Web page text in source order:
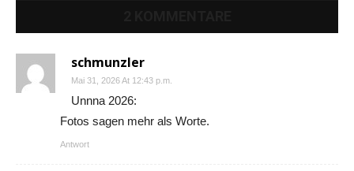
schmunzler
Mai 31, 2026 At 12:43 p.m.
Unnna 2026:
Fotos sagen mehr als Worte.
Antwort